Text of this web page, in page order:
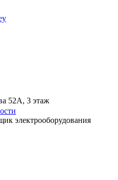
52А, 3 этаж
электрооборудования